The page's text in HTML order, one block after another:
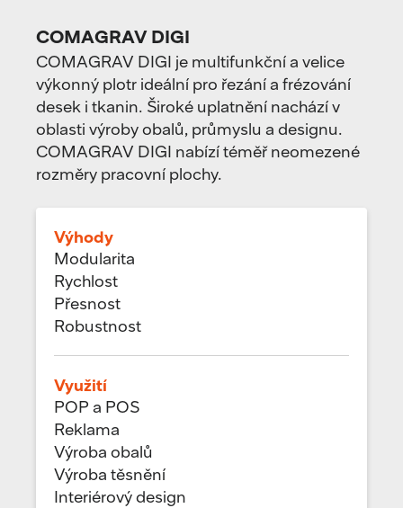
COMAGRAV DIGI
COMAGRAV DIGI je multifunkční a velice
výkonný plotr ideální pro řezání a frézování
desek i tkanin. Široké uplatnění nachází v
oblasti výroby obalů, průmyslu a designu.
COMAGRAV DIGI nabízí téměř neomezené
rozměry pracovní plochy.
Výhody
Modularita
Rychlost
Přesnost
Robustnost
Využití
POP a POS
Reklama
Výroba obalů
Výroba těsnění
Interiérový design